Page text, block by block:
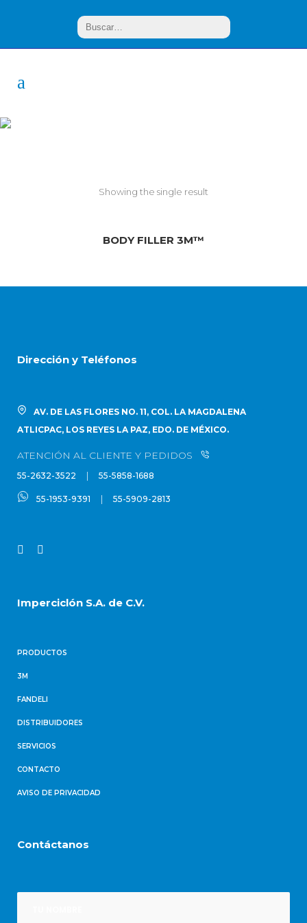
Showing the single result
BODY FILLER 3M™
Dirección y Teléfonos
AV. DE LAS FLORES NO. 11, COL. LA MAGDALENA
ATLICPAC, LOS REYES LA PAZ, EDO. DE MÉXICO.
ATENCIÓN AL CLIENTE Y PEDIDOS
55-2632-3522 | 55-5858-1688
55-1953-9391 | 55-5909-2813
Imperciclón S.A. de C.V.
PRODUCTOS
3M
FANDELI
DISTRIBUIDORES
SERVICIOS
CONTACTO
AVISO DE PRIVACIDAD
Contáctanos